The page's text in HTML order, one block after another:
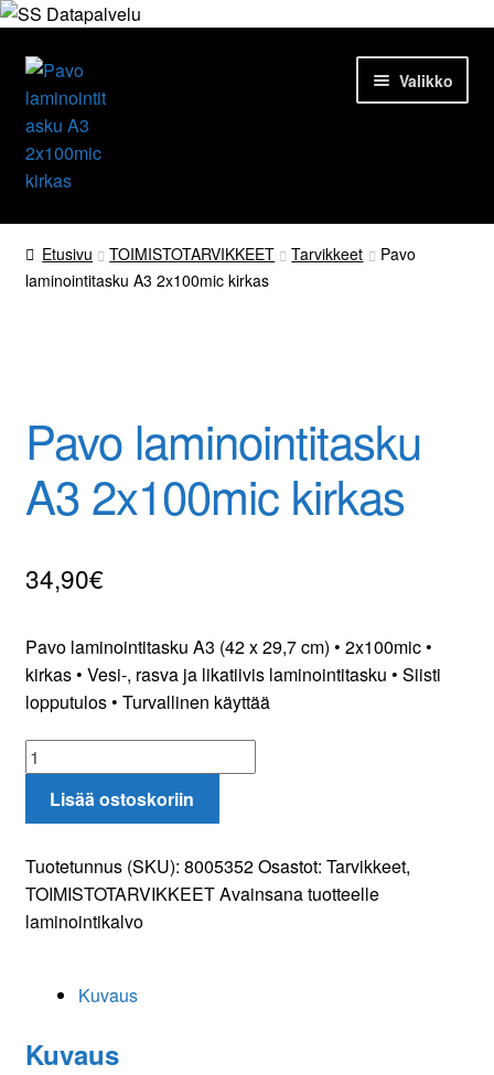
Siirry
navigointiin
Siirry
sisältöön
Valikko
Etusivu
Tuotteet
Yrityksestä
Yhteydenotto
Oma tili
Etusivu TOIMISTOTARVIKKEET Tarvikkeet
Pavo
laminointitasku A3 2x100mic kirkas
Pavo laminointitasku
A3 2x100mic kirkas
34,90€
Pavo laminointitasku A3 (42 x 29,7 cm) • 2x100mic •
kirkas • Vesi-, rasva ja likatiivis laminointitasku • Siisti
lopputulos • Turvallinen käyttää
Pavo
laminointitasku
kirkas
määrä
Lisää ostoskoriin
Tuotetunnus (SKU): 8005352Osastot: Tarvikkeet,
TOIMISTOTARVIKKEETAvainsana tuotteelle
laminointikalvo
Kuvaus
Kuvaus